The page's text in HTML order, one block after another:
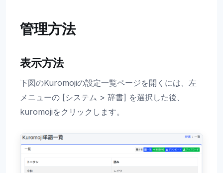
管理方法
表示方法
下図のKuromojiの設定一覧ページを開くには、左
メニューの [システム > 辞書] を選択した後、
kuromojiをクリックします。